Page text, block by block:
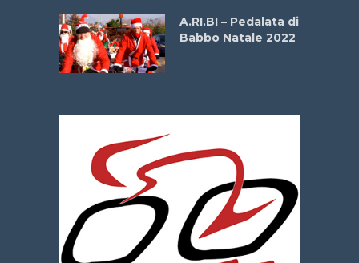
A.RI.BI – Pedalata di
Babbo Natale 2022